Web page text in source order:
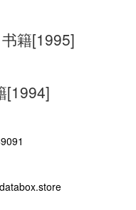
籍[1995]
[1994]